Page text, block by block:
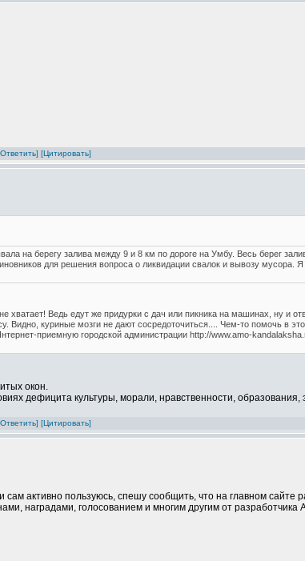
[Цитировать]
на берегу залива между 9 и 8 км по дороге на Умбу. Весь берег
для решения вопроса о ликвидации свалок и вывозу мусора. Я
Ведь едут же придурки с дач или пикника на машинах, ну и
Видно, куриные мозги не дают сосредоточиться.... Чем-то помочь в
приемную городской администрации http://www.amo-
окон.
дефицита культуры, морали, нравственности, образования,
[Цитировать]
активно пользуюсь, спешу сообщить, что на главном сайте
наградами, голосованием и многим другим от